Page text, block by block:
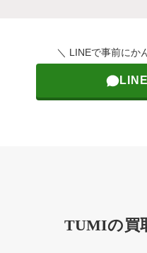
＼ LINEで事前にか
TUMIの買